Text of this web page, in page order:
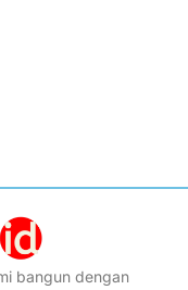
bangun dengan